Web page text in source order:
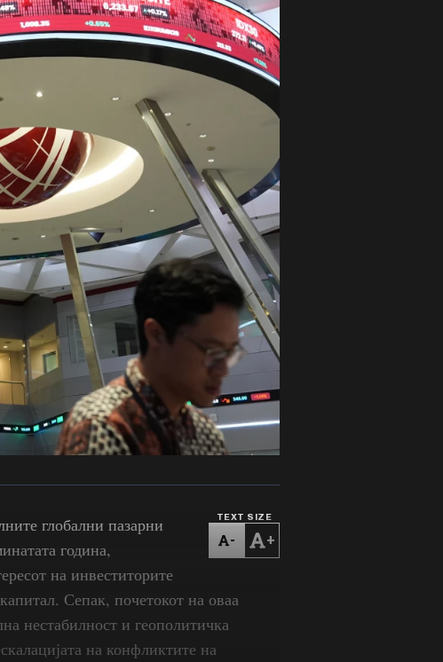
TEXT SIZE
- +
глобални пазарни
година,
на инвеститорите
Сепак, почетокот на оваа
нестабилност и геополитичка
на конфликтите на